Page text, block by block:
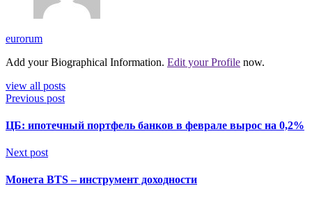
eurorum
Add your Biographical Information. Edit your Profile now.
view all posts
Previous post
ЦБ: ипотечный портфель банков в феврале вырос на 0,2%
Next post
Монета BTS – инструмент доходности